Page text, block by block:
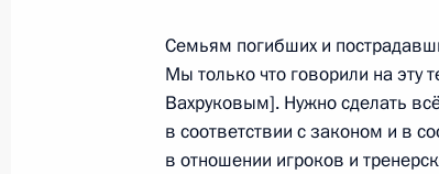
7 сентября 2011 года, 16:00 Москва
Встреча с участниками
Семьям погибших и
Мы только что говорили на эту
Вахруковым]. Нужно сделать
в соответствии с законом и в
в отношении игроков и